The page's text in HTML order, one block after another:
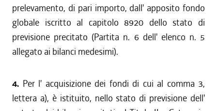
prelevamento, di pari importo, dall' apposito fondo
globale iscritto al capitolo 8920 dello stato di
previsione precitato (Partita n. 6 dell' elenco n. 5
allegato ai bilanci medesimi).
4. Per l' acquisizione dei fondi di cui al comma 3,
lettera a), è istituito, nello stato di previsione dell'